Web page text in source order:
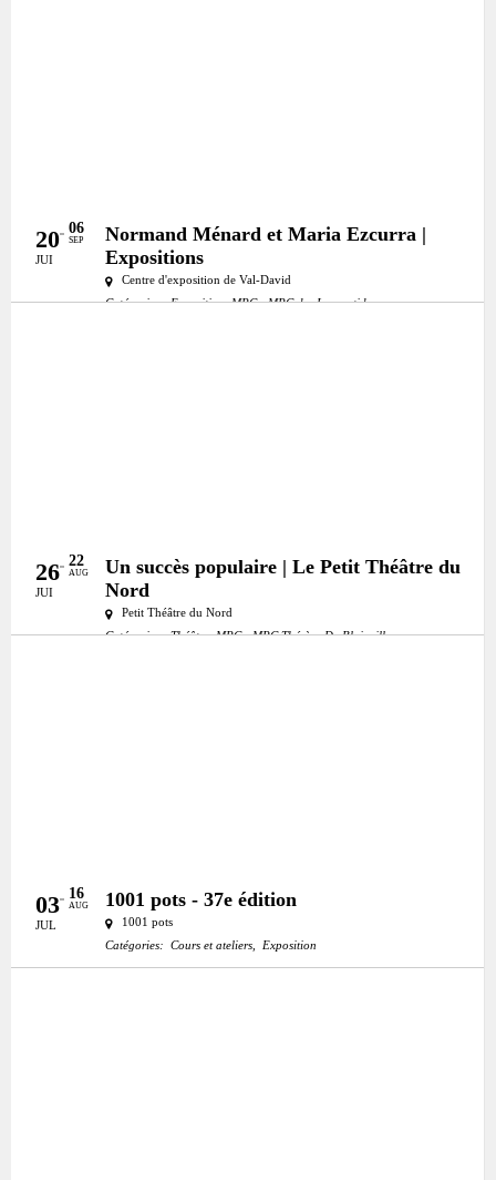
20
JUI
06
SEP
Normand Ménard et Maria Ezcurra |
Expositions
Centre d'exposition de Val-David
Catégories: Exposition MRC: MRC des Laurentides
26
JUI
22
AUG
Un succès populaire | Le Petit Théâtre du
Nord
Petit Théâtre du Nord
Catégories: Théâtre MRC: MRC Thérèse-De Blainville
03
JUL
16
AUG 1001 pots - 37e édition
1001 pots
Catégories: Cours et ateliers, Exposition
MRC: MRC des Laurentides